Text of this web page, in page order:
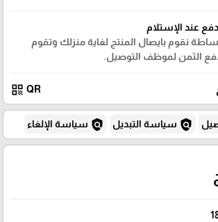
عند الإستلام
نقوم بايصال المنتج لغاية منزلك وتقوم
الثمن لموظف التوصيل.
QR
qr_code
policy سياسة التبديل policy سياسة الإلغاء